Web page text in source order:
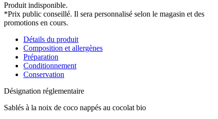
Produit indisponible.
*Prix public conseillé. Il sera personnalisé selon le magasin et des
promotions en cours.
Détails du produit
Composition et allergènes
Préparation
Conditionnement
Conservation
Désignation réglementaire
Sablés à la noix de coco nappés au cocolat bio